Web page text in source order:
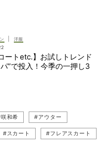
#咲和希
洋服
ートetc.】お試しトレンド
”で投入！今季の一押し3
和希 #アウター
#スカート #フレアスカート